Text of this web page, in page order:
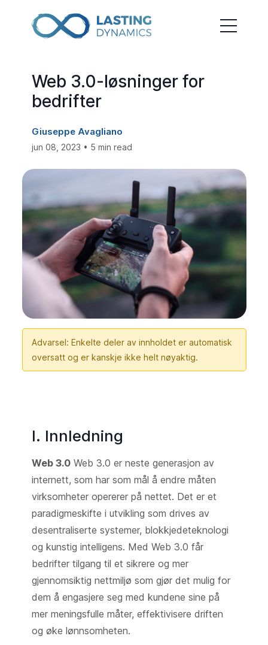
Web 3.0-løsninger for
bedrifter
Giuseppe Avagliano
jun 08, 2023 • 5 min read
Advarsel: Enkelte deler av innholdet er automatisk
oversatt og er kanskje ikke helt nøyaktig.
I. Innledning
Web 3.0Web 3.0 er neste generasjon av
internett, som har som mål å endre måten
virksomheter opererer på nettet. Det er et
paradigmeskifte i utvikling som drives av
desentraliserte systemer, blokkjedeteknologi
og kunstig intelligens. Med Web 3.0 får
bedrifter tilgang til et sikrere og mer
gjennomsiktig nettmiljø som gjør det mulig for
dem å engasjere seg med kundene sine på
mer meningsfulle måter, effektivisere driften
og øke lønnsomheten.